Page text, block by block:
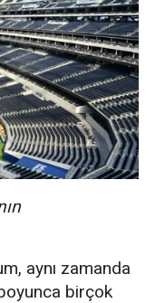
aynı zamanda
birçok